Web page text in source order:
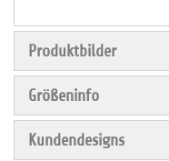
Produktbilder
Größeninfo
Kundendesigns